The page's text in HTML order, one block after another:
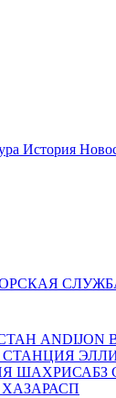
История
ANDIJON
СТАНЦИЯ
ШАХРИСАБЗ